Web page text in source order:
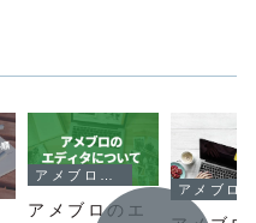
アメブロのエ